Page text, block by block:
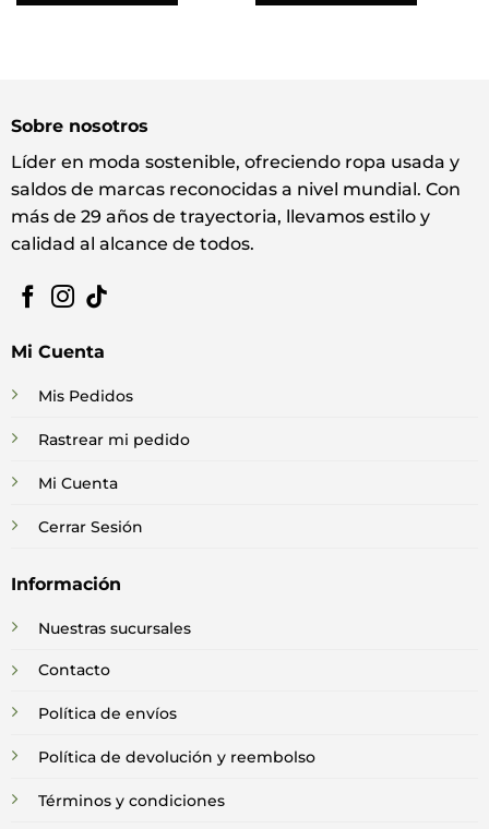
Sobre nosotros
Líder en moda sostenible, ofreciendo ropa usada y
saldos de marcas reconocidas a nivel mundial. Con
más de 29 años de trayectoria, llevamos estilo y
calidad al alcance de todos.
Mi Cuenta
Mis Pedidos
Rastrear mi pedido
Mi Cuenta
Cerrar Sesión
Información
Nuestras sucursales
Contacto
Política de envíos
Política de devolución y reembolso
Términos y condiciones